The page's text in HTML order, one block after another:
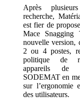
Après
recherche,
est fier de
Mace Snagging
nouvelle version,
2 ou 4 postes,
politique de
appareils de
SODEMAT en
sur l’ergonomie
des utilisateurs.